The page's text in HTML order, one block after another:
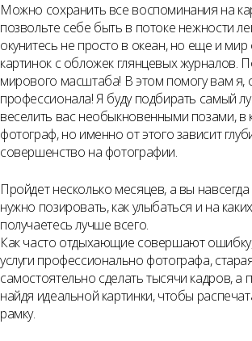
Можно сохранить все воспоминания на
позвольте себе быть в потоке нежности
окунитесь не просто в океан, но еще и мир
картинок с обложек глянцевых журналов.
мирового масштаба! В этом помогу вам я,
профессионала! Я буду подбирать самый
веселить вас необыкновенными позами, в
фотограф, но именно от этого зависит
совершенство на фотографии.
Пройдет несколько месяцев, а вы
нужно позировать, как улыбаться и на
получаетесь лучше всего.
Как часто отдыхающие совершают
услуги профессионально фотографа,
самостоятельно сделать тысячи кадров, а
найдя идеальной картинки, чтобы
рамку.